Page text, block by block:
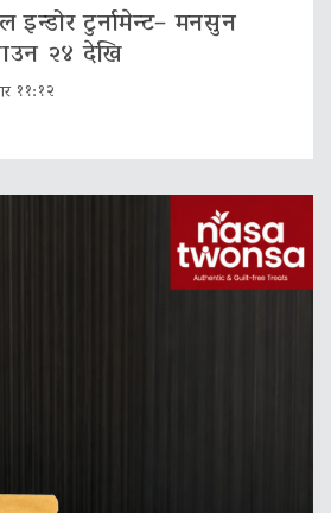
टुर्नामेन्ट– मनसुन
२४ देखि
११:१२